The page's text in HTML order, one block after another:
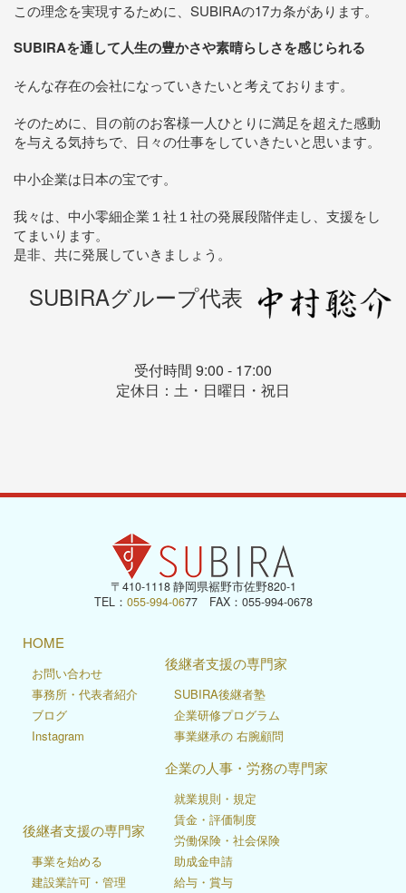
この理念を実現するために、SUBIRAの17カ条があります。
SUBIRAを通して人生の豊かさや素晴らしさを感じられる
そんな存在の会社になっていきたいと考えております。
そのために、目の前のお客様一人ひとりに満足を超えた感動
を与える気持ちで、日々の仕事をしていきたいと思います。
中小企業は日本の宝です。
我々は、中小零細企業１社１社の発展段階伴走し、支援をし
てまいります。
是非、共に発展していきましょう。
SUBIRAグループ代表
受付時間 9:00 - 17:00
定休日：土・日曜日・祝日
〒410-1118 静岡県裾野市佐野820-1
TEL： 055-994-0677 FAX：055-994-0678
HOME
お問い合わせ
事務所・代表者紹介
ブログ
Instagram
後継者支援の専門家
SUBIRA後継者塾
企業研修プログラム
事業継承の 右腕顧問
後継者支援の専門家
事業を始める
建設業許可・管理
企業の人事・労務の専門家
就業規則・規定
賃金・評価制度
労働保険・社会保険
助成金申請
給与・賞与